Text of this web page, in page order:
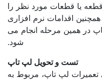
مورد نظر را
نرم افزاری
مرحله انجام می
تست و تحویل لپ تاپ
لپ تاپ، مربوط به